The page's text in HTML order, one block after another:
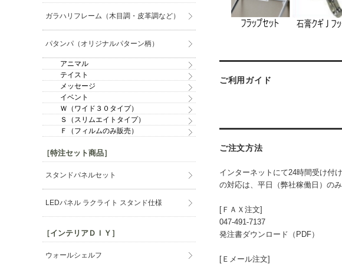
ご利用ガイド
ご注文方法
インターネットにて24時間受け付
の対応は、平日（弊社稼働日）のみ
[ＦＡＸ注文]
047-491-7137
発注書ダウンロード（PDF）
[Ｅメール注文]
ガラハリフレーム（木目調・皮革調など）
パタンパ（オリジナルパターン柄）
アニマル
テイスト
メッセージ
イベント
Ｗ（ワイド３０タイプ）
Ｓ（スリムエイトタイプ）
Ｆ（フィルムのみ販売）
［特注セット商品］
スタンドパネルセット
LEDパネル ラクライト スタンド仕様
［インテリアＤＩＹ］
ウォールシェルフ